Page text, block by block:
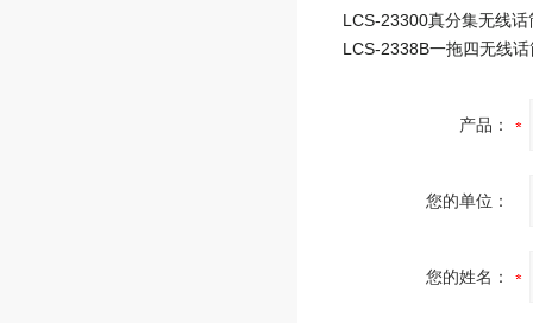
产品：
您的单位：
您的姓名：